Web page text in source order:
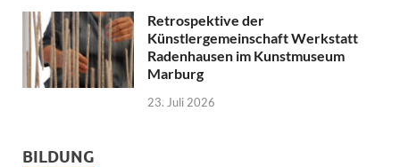
Retrospektive der
Künstlergemeinschaft Werkstatt
Radenhausen im Kunstmuseum
Marburg
23. Juli 2026
BILDUNG